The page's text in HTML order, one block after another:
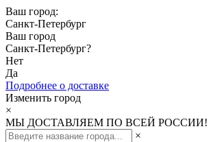
Ваш город:
Санкт-Петербург
Ваш город
Санкт-Петербург?
Нет
Да
Подробнее о доставке
Изменить город
×
МЫ ДОСТАВЛЯЕМ ПО ВСЕЙ РОССИИ!
×